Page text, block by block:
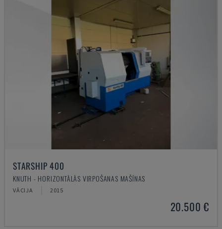
STARSHIP 400
KNUTH - HORIZONTĀLĀS VIRPOŠANAS MAŠĪNAS
VĀCIJA 2015
20.500 €